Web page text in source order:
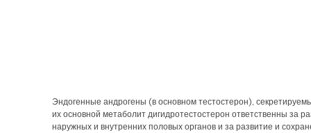
Эндогенные андрогены (в основном тестостерон),
их основной метаболит дигидротестостерон ответственны за
наружных и внутренних половых органов и за развитие и